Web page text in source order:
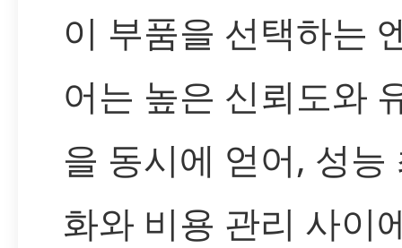
이 부품을 선택하는
어는 높은 신뢰도와
을 동시에 얻어, 성능
화와 비용 관리 사이